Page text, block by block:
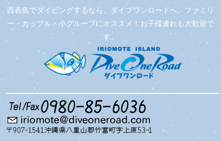
西表島でダイビングするなら、ダイブワンロードへ。ファミリ
ー・カップル・小グループにオススメ！お子様連れも大歓迎で
す。